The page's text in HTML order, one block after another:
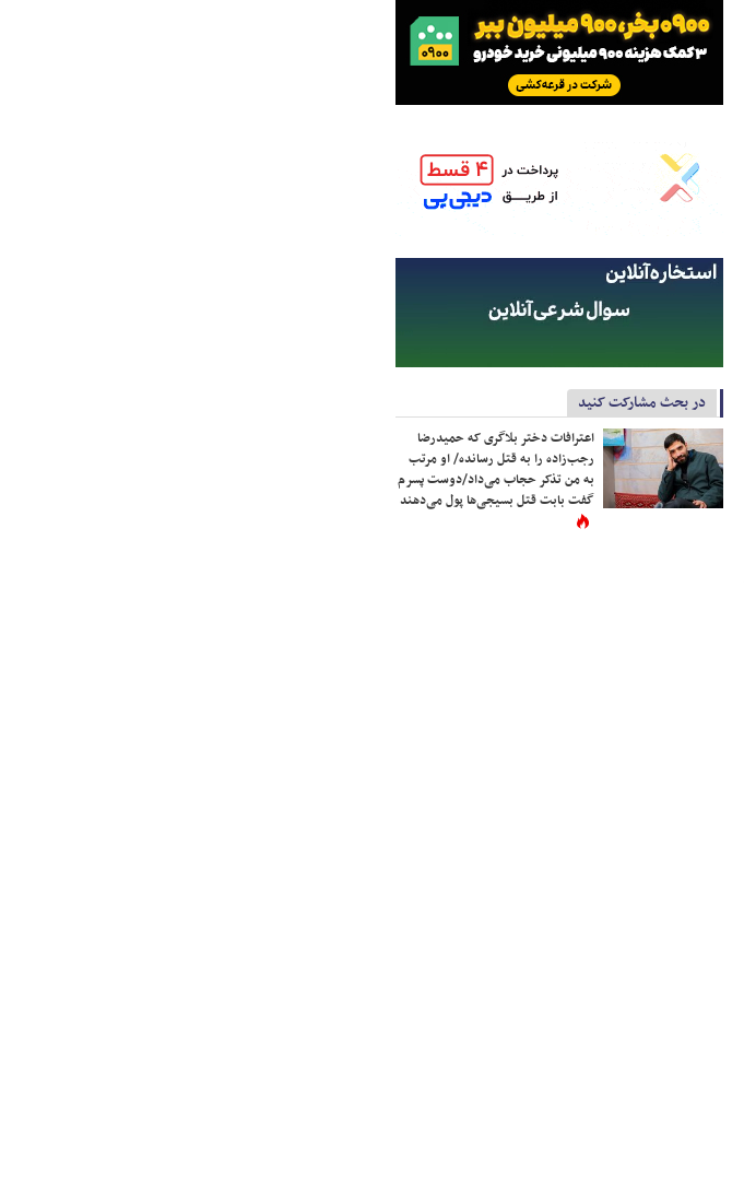
در بحث مشارکت کنید
اعترافات دختر بلاگری که حمیدرضا
رجب‌زاده را به قتل رسانده/ او مرتب
به من تذکر حجاب می‌داد/دوست پسرم
گفت بابت قتل بسیجی‌ها پول می‌دهند